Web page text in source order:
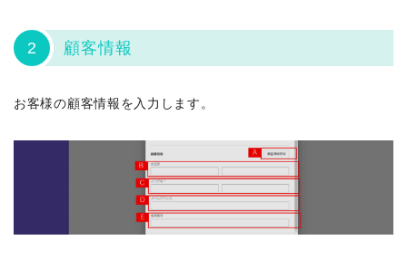
2 顧客情報
お客様の顧客情報を入力します。